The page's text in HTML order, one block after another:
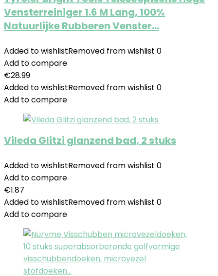
Vensterreiniger 1.6 M Lang, 100%
Natuurlijke Rubberen Venster…
Added to wishlistRemoved from wishlist 0
Add to compare
€28.99
Added to wishlistRemoved from wishlist 0
Add to compare
Vileda Glitzi glanzend bad, 2 stuks
Added to wishlistRemoved from wishlist 0
Add to compare
€1.87
Added to wishlistRemoved from wishlist 0
Add to compare